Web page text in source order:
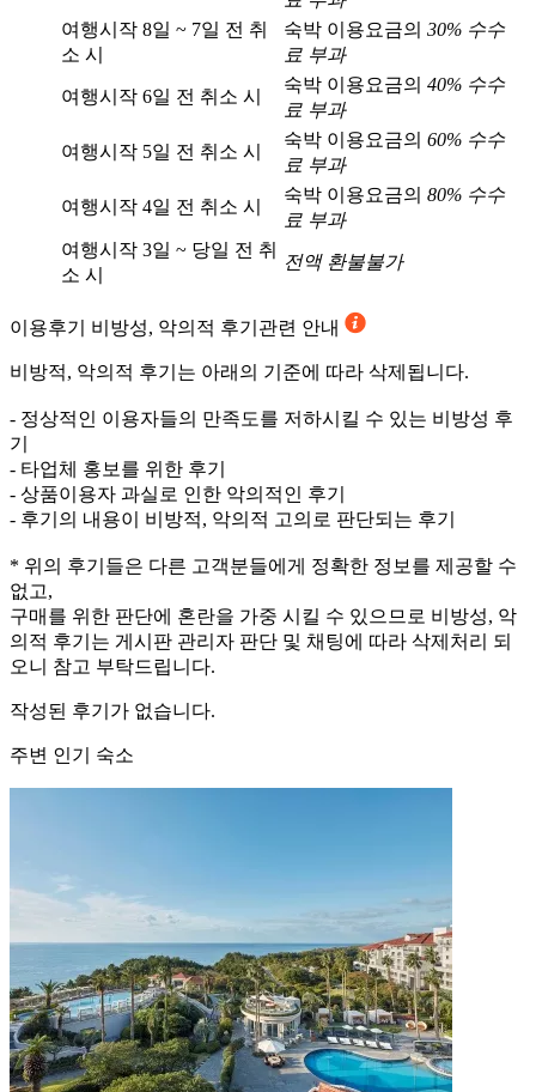
여행시작 8일 ~ 7일 전 취
소 시
숙박 이용요금의 30% 수수
료 부과
여행시작 6일 전 취소 시
숙박 이용요금의 40% 수수
료 부과
여행시작 5일 전 취소 시
숙박 이용요금의 60% 수수
료 부과
여행시작 4일 전 취소 시
숙박 이용요금의 80% 수수
료 부과
여행시작 3일 ~ 당일 전 취
소 시
전액 환불불가
이용후기 비방성, 악의적 후기관련 안내
비방적, 악의적 후기는 아래의 기준에 따라 삭제됩니다.
- 정상적인 이용자들의 만족도를 저하시킬 수 있는 비방성 후
기
- 타업체 홍보를 위한 후기
- 상품이용자 과실로 인한 악의적인 후기
- 후기의 내용이 비방적, 악의적 고의로 판단되는 후기
* 위의 후기들은 다른 고객분들에게 정확한 정보를 제공할 수
없고,
구매를 위한 판단에 혼란을 가중 시킬 수 있으므로 비방성, 악
의적 후기는 게시판 관리자 판단 및 채팅에 따라 삭제처리 되
오니 참고 부탁드립니다.
작성된 후기가 없습니다.
주변 인기 숙소